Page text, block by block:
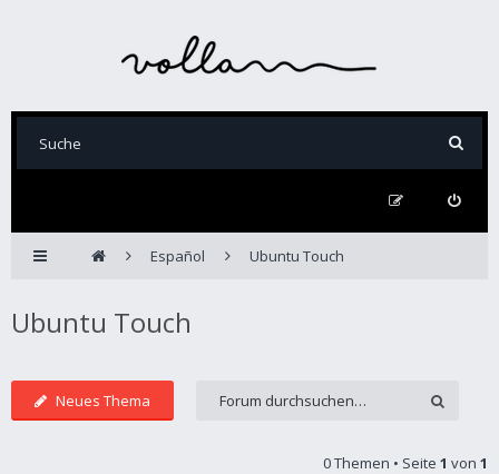
Español Ubuntu Touch
Ubuntu Touch
Neues Thema
0 Themen • Seite 1 von 1